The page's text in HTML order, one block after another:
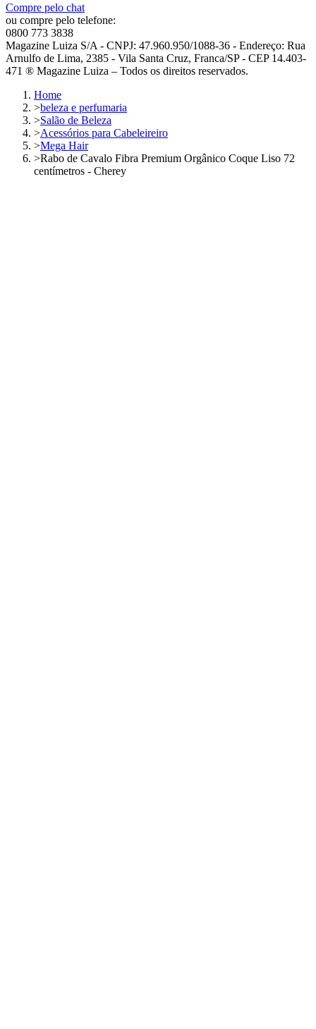
Compre pelo chat
ou compre pelo telefone:
0800 773 3838
Magazine Luiza S/A - CNPJ: 47.960.950/1088-36 - Endereço: Rua
Arnulfo de Lima, 2385 - Vila Santa Cruz, Franca/SP - CEP 14.403-
471 ® Magazine Luiza – Todos os direitos reservados.
Home
>beleza e perfumaria
>Salão de Beleza
>Acessórios para Cabeleireiro
>Mega Hair
>Rabo de Cavalo Fibra Premium Orgânico Coque Liso 72
centímetros - Cherey